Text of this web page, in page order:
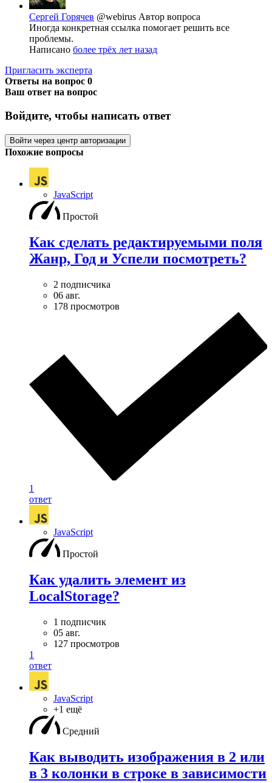
Сергей Горячев @webirus Автор вопроса
Иногда конкретная ссылка помогает решить все
проблемы.
Написано более трёх лет назад
Пригласить эксперта
Ответы на вопрос 0
Ваш ответ на вопрос
Войдите, чтобы написать ответ
Войти через центр авторизации
Похожие вопросы
JavaScript
Простой
Как сделать редактируемыми поля
Жанр, Год и Успели посмотреть?
2 подписчика
06 авг.
178 просмотров
1
ответ
JavaScript
Простой
Как удалить элемент из
LocalStorage?
1 подписчик
05 авг.
127 просмотров
1
ответ
JavaScript
+1 ещё
Средний
Как выводить изображения в 2 или
в 3 колонки в строке в зависимости